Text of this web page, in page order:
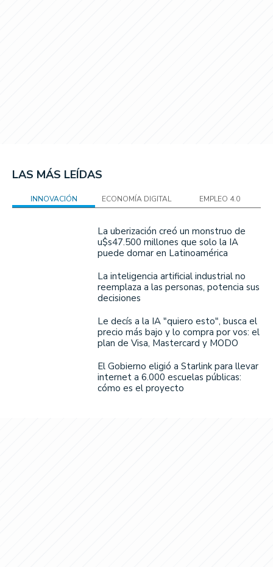
LAS MÁS LEÍDAS
INNOVACIÓN ECONOMÍA DIGITAL EMPLEO 4.0
La uberización creó un monstruo de
u$s47.500 millones que solo la IA
puede domar en Latinoamérica
La inteligencia artificial industrial no
reemplaza a las personas, potencia sus
decisiones
Le decís a la IA "quiero esto", busca el
precio más bajo y lo compra por vos: el
plan de Visa, Mastercard y MODO
El Gobierno eligió a Starlink para llevar
internet a 6.000 escuelas públicas:
cómo es el proyecto